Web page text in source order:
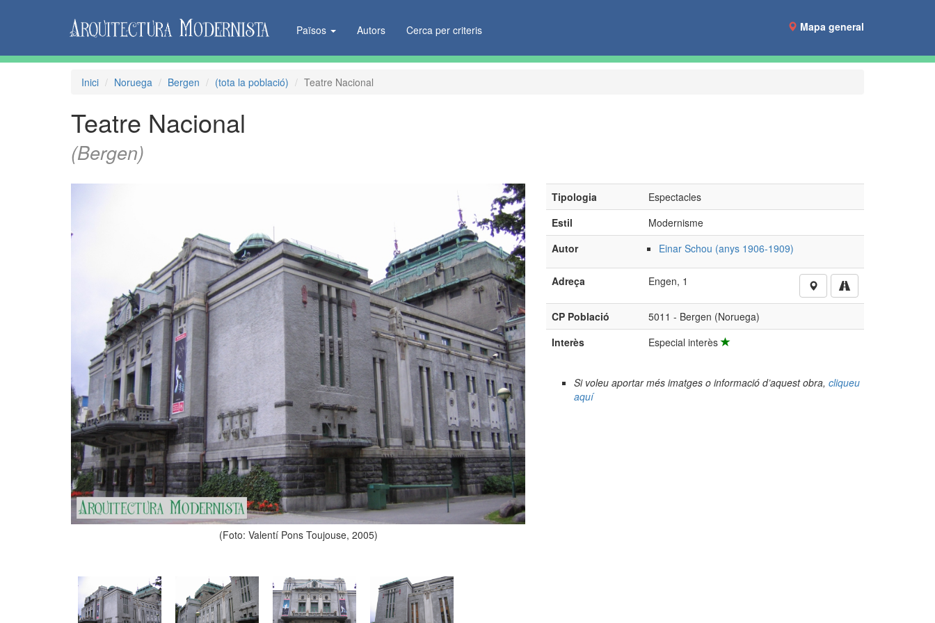
Països Autors Cerca per criteris Mapa general
Inici Noruega Bergen (tota la població) Teatre Nacional
Teatre Nacional
(Bergen)
(Foto: Valentí Pons Toujouse, 2005)
Tipologia
Espectacles
Estil
Modernisme
Autor
Einar Schou (anys 1906-1909)
Adreça Engen, 1
CP Població
5011 - Bergen (Noruega)
Interès
Especial interès
Si voleu aportar més imatges o informació d’aquest obra, cliqueu
aquí